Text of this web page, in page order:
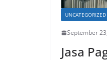
UNCATEGORIZED
September
Jasa